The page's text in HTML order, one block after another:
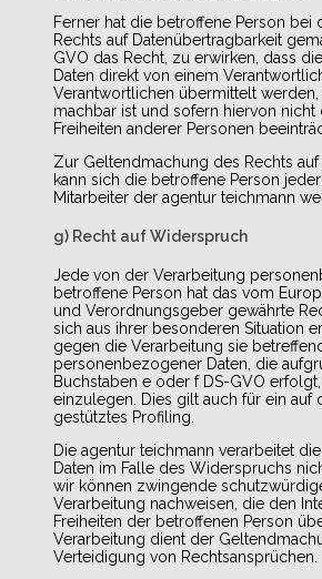
Ferner hat die betroffene Person bei
Rechts auf Datenübertragbarkeit
GVO das Recht, zu erwirken, dass
Daten direkt von einem
Verantwortlichen übermittelt
machbar ist und sofern hiervon nicht
Freiheiten anderer Personen
Zur Geltendmachung des Rechts
kann sich die betroffene Person
Mitarbeiter der agentur teichmann
g) Recht auf Widerspruch
Jede von der Verarbeitung
betroffene Person hat das vom
und Verordnungsgeber gewährte
sich aus ihrer besonderen Situation
gegen die Verarbeitung sie
personenbezogener Daten, die
Buchstaben e oder f DS-GVO
einzulegen. Dies gilt auch für ein auf
gestütztes Profiling.
Die agentur teichmann verarbeitet
Daten im Falle des Widerspruchs
wir können zwingende
Verarbeitung nachweisen, die den
Freiheiten der betroffenen Person
Verarbeitung dient der
Verteidigung von Rechtsansprüchen.